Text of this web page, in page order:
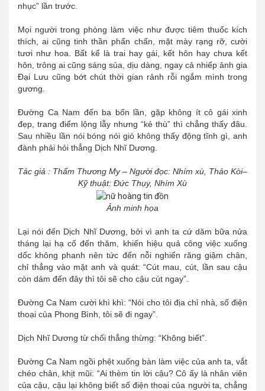
nhục” lần trước.
Mọi người trong phòng làm việc như được tiêm thuốc kích
thích, ai cũng tinh thần phấn chấn, mặt mày rạng rỡ, cười
tươi như hoa. Bất kể là trai hay gái, kết hôn hay chưa kết
hôn, trông ai cũng sáng sủa, dịu dàng, ngay cả nhiếp ảnh gia
Đại Lưu cũng bớt chút thời gian rảnh rỗi ngắm mình trong
gương.
Đường Ca Nam đến ba bốn lần, gặp không ít cô gái xinh
đẹp, trang điểm lộng lẫy nhưng “kẻ thù” thì chẳng thấy đâu.
Sau nhiều lần nói bóng nói gió không thấy động tĩnh gì, anh
đành phải hỏi thẳng Dịch Nhĩ Dương.
Tác giả : Thẩm Thương My – Người đọc: Nhím xù, Thảo Kòi–
Kỹ thuật: Đức Thụy, Nhím Xù
Ảnh minh họa
Lại nói đến Dịch Nhĩ Dương, bởi vì anh ta cứ dăm bữa nửa
tháng lại hạ cố đến thăm, khiến hiệu quả công việc xuống
dốc không phanh nên tức đến nỗi nghiến răng giậm chân,
chỉ thẳng vào mặt anh và quát: “Cút mau, cút, lần sau cậu
còn dám đến đây thì tôi sẽ cho cậu cút ngay”.
Đường Ca Nam cười khì khì: “Nói cho tôi địa chỉ nhà, số điện
thoại của Phong Bình, tôi sẽ đi ngay”.
Dịch Nhĩ Dương từ chối thẳng thừng: “Không biết”.
Đường Ca Nam ngồi phệt xuống bàn làm việc của anh ta, vắt
chéo chân, khịt mũi: “Ai thèm tin lời cậu? Cô ấy là nhân viên
của cậu, cậu lại không biết số điện thoại của người ta, chẳng